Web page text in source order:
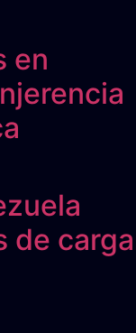
en
de carga